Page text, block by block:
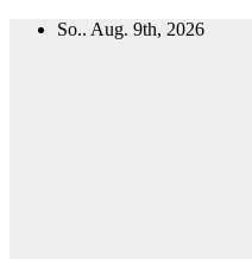
Zum
So.. Aug. 9th, 2026